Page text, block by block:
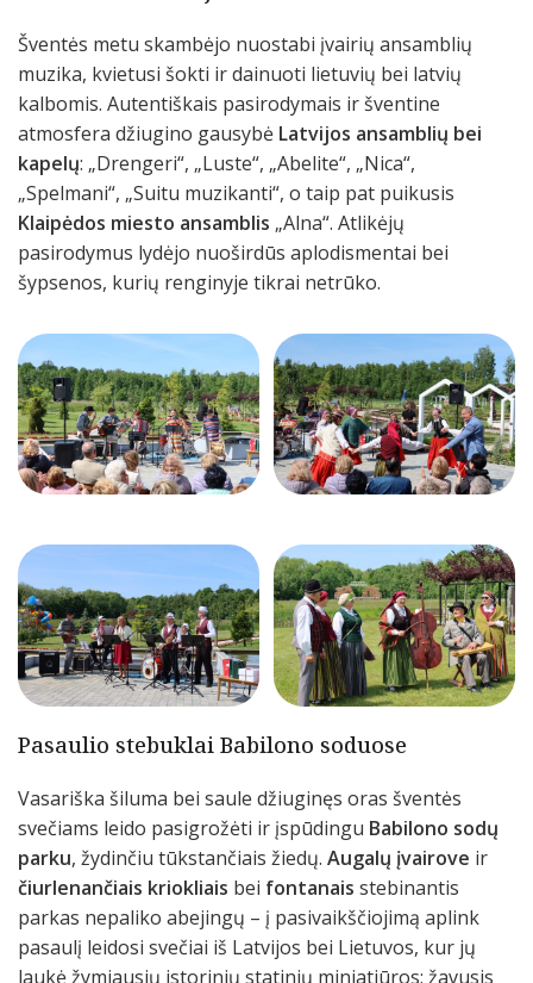
Šventės metu skambėjo nuostabi įvairių ansamblių
muzika, kvietusi šokti ir dainuoti lietuvių bei latvių
kalbomis. Autentiškais pasirodymais ir šventine
atmosfera džiugino gausybė Latvijos ansamblių bei
kapelų: „Drengeri“, „Luste“, „Abelite“, „Nica“,
„Spelmani“, „Suitu muzikanti“, o taip pat puikusis
Klaipėdos miesto ansamblis „Alna“. Atlikėjų
pasirodymus lydėjo nuoširdūs aplodismentai bei
šypsenos, kurių renginyje tikrai netrūko.
Pasaulio stebuklai Babilono soduose
Vasariška šiluma bei saule džiuginęs oras šventės
svečiams leido pasigrožėti ir įspūdingu Babilono sodų
parku, žydinčiu tūkstančiais žiedų. Augalų įvairove ir
čiurlenančiais kriokliais bei fontanais stebinantis
parkas nepaliko abejingų – į pasivaikščiojimą aplink
pasaulį leidosi svečiai iš Latvijos bei Lietuvos, kur jų
laukė žymiausių istorinių statinių miniatiūros: žavusis